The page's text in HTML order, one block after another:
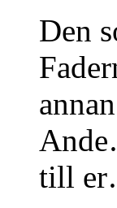
Den
till